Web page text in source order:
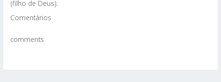
(filho de Deus).
Comentários
comments